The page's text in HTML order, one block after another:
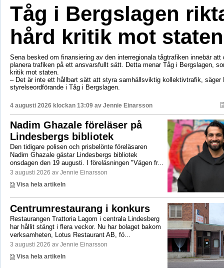
Tåg i Bergslagen
hård kritik mot staten
Sena besked om finansiering av den interregionala tågtrafiken innebär att
planera trafiken på ett ansvarsfullt sätt. Detta menar Tåg i Bergslagen,
kritik mot staten.
– Det är inte ett hållbart sätt att styra samhällsviktig kollektivtrafik, säger
styrelseordförande i Tåg i Bergslagen.
4 augusti 2026 klockan 13:09 av Jennie Einarsson
Nadim Ghazale föreläser på
Lindesbergs bibliotek
Den tidigare polisen och prisbelönte föreläsaren
Nadim Ghazale gästar Lindesbergs bibliotek
onsdagen den 19 augusti. I föreläsningen "Vägen fr...
3 augusti 2026 av Jennie Einarsson
Visa hela artikeln
Centrumrestaurang i konkurs
Restaurangen Trattoria Lagom i centrala Lindesberg
har hållit stängt i flera veckor. Nu har bolaget bakom
verksamheten, Lotus Restaurant AB, fö...
3 augusti 2026 av Jennie Einarsson
Visa hela artikeln